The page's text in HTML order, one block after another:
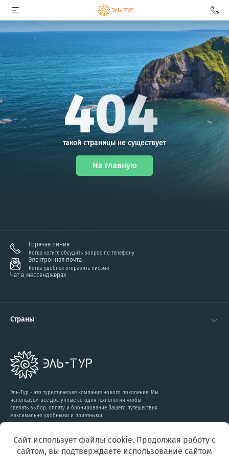
такой страницы не существует
На главную
Горячая линия
Когда хотите обсудить вопрос по телефону
Электронная почта
Когда удобнее отправить письмо
Чат в мессенджерах
Эль-Тур - это туристическая компания нового поколения. Мы
используем все доступные сегодня технологии чтобы
сделать выбор, оплату и бронирование Вашего путешествия
максимально удобными и приятными.
Подписаться на рассылку:
Страны
Сайт использует файлы cookie. Продолжая работу с
сайтом, вы подтверждаете использование сайтом